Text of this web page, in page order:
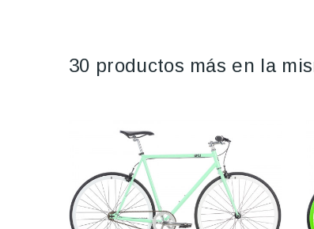
30 productos más en la